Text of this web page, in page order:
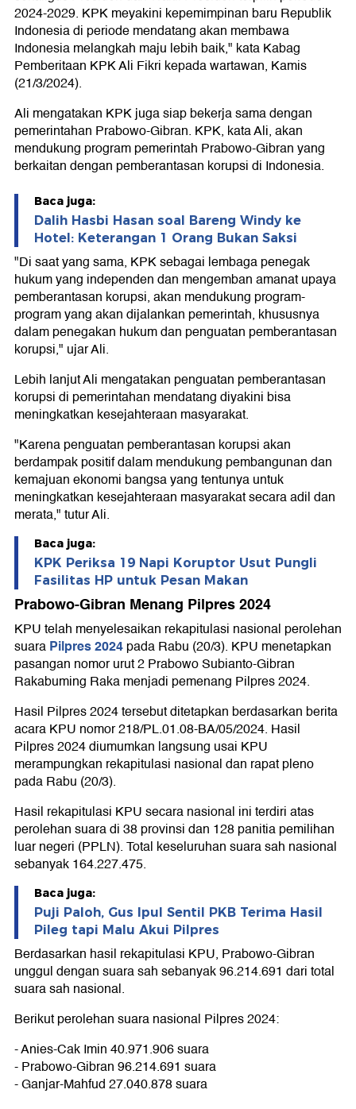
2024-2029. KPK meyakini kepemimpinan baru Republik
Indonesia di periode mendatang akan membawa
Indonesia melangkah maju lebih baik," kata Kabag
Pemberitaan KPK Ali Fikri kepada wartawan, Kamis
(21/3/2024).
Ali mengatakan KPK juga siap bekerja sama dengan
pemerintahan Prabowo-Gibran. KPK, kata Ali, akan
mendukung program pemerintah Prabowo-Gibran yang
berkaitan dengan pemberantasan korupsi di Indonesia.
Baca juga:
Dalih Hasbi Hasan soal Bareng Windy ke
Hotel: Keterangan 1 Orang Bukan Saksi
"Di saat yang sama, KPK sebagai lembaga penegak
hukum yang independen dan mengemban amanat upaya
pemberantasan korupsi, akan mendukung program-
program yang akan dijalankan pemerintah, khususnya
dalam penegakan hukum dan penguatan pemberantasan
korupsi," ujar Ali.
Lebih lanjut Ali mengatakan penguatan pemberantasan
korupsi di pemerintahan mendatang diyakini bisa
meningkatkan kesejahteraan masyarakat.
"Karena penguatan pemberantasan korupsi akan
berdampak positif dalam mendukung pembangunan dan
kemajuan ekonomi bangsa yang tentunya untuk
meningkatkan kesejahteraan masyarakat secara adil dan
merata," tutur Ali.
Baca juga:
KPK Periksa 19 Napi Koruptor Usut Pungli
Fasilitas HP untuk Pesan Makan
Prabowo-Gibran Menang Pilpres 2024
KPU telah menyelesaikan rekapitulasi nasional perolehan
suaraPilpres 2024pada Rabu (20/3). KPU menetapkan
pasangan nomor urut 2 Prabowo Subianto-Gibran
Rakabuming Raka menjadi pemenang Pilpres 2024.
Hasil Pilpres 2024 tersebut ditetapkan berdasarkan berita
acara KPU nomor 218/PL.01.08-BA/05/2024. Hasil
Pilpres 2024 diumumkan langsung usai KPU
merampungkan rekapitulasi nasional dan rapat pleno
pada Rabu (20/3).
Hasil rekapitulasi KPU secara nasional ini terdiri atas
perolehan suara di 38 provinsi dan 128 panitia pemilihan
luar negeri (PPLN). Total keseluruhan suara sah nasional
sebanyak 164.227.475.
Baca juga:
Puji Paloh, Gus Ipul Sentil PKB Terima Hasil
Pileg tapi Malu Akui Pilpres
Berdasarkan hasil rekapitulasi KPU, Prabowo-Gibran
unggul dengan suara sah sebanyak 96.214.691 dari total
suara sah nasional.
Berikut perolehan suara nasional Pilpres 2024:
- Anies-Cak Imin 40.971.906 suara
- Prabowo-Gibran 96.214.691 suara
- Ganjar-Mahfud 27.040.878 suara